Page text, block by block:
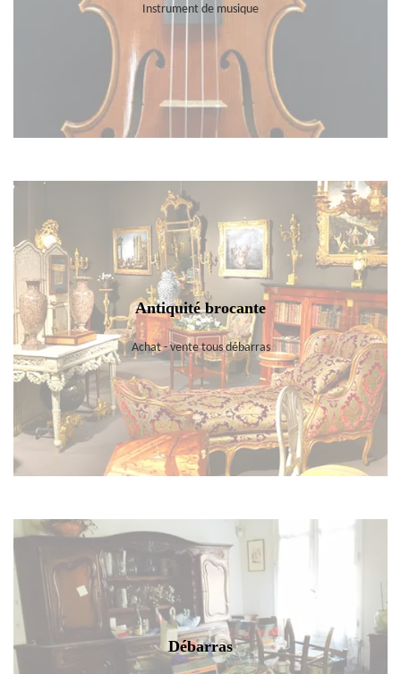
Instrument de musique
Antiquité brocante
Achat - vente tous débarras
Débarras